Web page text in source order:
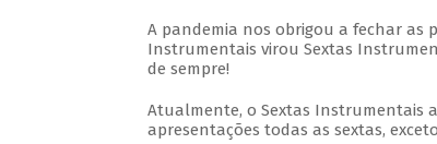
A pandemia nos obrigou a fechar as
Instrumentais virou Sextas
de sempre!
Atualmente, o Sextas Instrumentais
apresentações todas as sextas,